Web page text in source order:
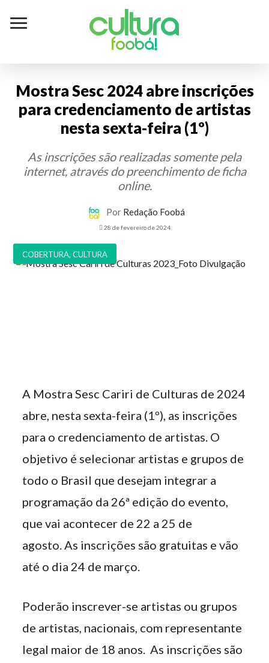
Cultura
foobá!
Mostra Sesc 2024 abre inscrições
para credenciamento de artistas
nesta sexta-feira (1º)
As inscrições são realizadas somente pela
internet, através do preenchimento de ficha
online.
Por Redação Foobá
28 de fevereiro de 2024
COBERTURA,CULTURA
A Mostra Sesc Cariri de Culturas de 2024
abre, nesta sexta-feira (1º), as inscrições
para o credenciamento de artistas. O
objetivo é selecionar artistas e grupos de
todo o Brasil que desejam integrar a
programação da 26ª edição do evento,
que vai acontecer de 22 a 25 de
agosto. As inscrições são gratuitas e vão
até o dia 24 de março.
Poderão inscrever-se artistas ou grupos
de artistas, nacionais, com representante
legal maior de 18 anos. As inscrições são